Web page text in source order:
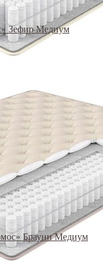
Зефир Медиум
Брауни Медиум